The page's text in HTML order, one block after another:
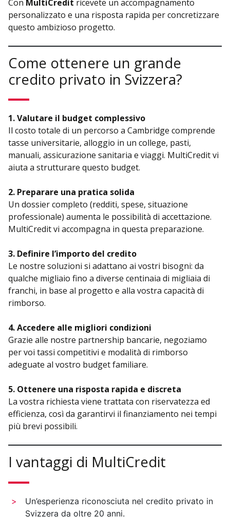
Con MultiCredit ricevete un accompagnamento
personalizzato e una risposta rapida per concretizzare
questo ambizioso progetto.
Come ottenere un grande
credito privato in Svizzera?
1. Valutare il budget complessivo
Il costo totale di un percorso a Cambridge comprende
tasse universitarie, alloggio in un college, pasti,
manuali, assicurazione sanitaria e viaggi. MultiCredit vi
aiuta a strutturare questo budget.
2. Preparare una pratica solida
Un dossier completo (redditi, spese, situazione
professionale) aumenta le possibilità di accettazione.
MultiCredit vi accompagna in questa preparazione.
3. Definire l’importo del credito
Le nostre soluzioni si adattano ai vostri bisogni: da
qualche migliaio fino a diverse centinaia di migliaia di
franchi, in base al progetto e alla vostra capacità di
rimborso.
4. Accedere alle migliori condizioni
Grazie alle nostre partnership bancarie, negoziamo
per voi tassi competitivi e modalità di rimborso
adeguate al vostro budget familiare.
5. Ottenere una risposta rapida e discreta
La vostra richiesta viene trattata con riservatezza ed
efficienza, così da garantirvi il finanziamento nei tempi
più brevi possibili.
I vantaggi di MultiCredit
Un’esperienza riconosciuta nel credito privato in
Svizzera da oltre 20 anni.